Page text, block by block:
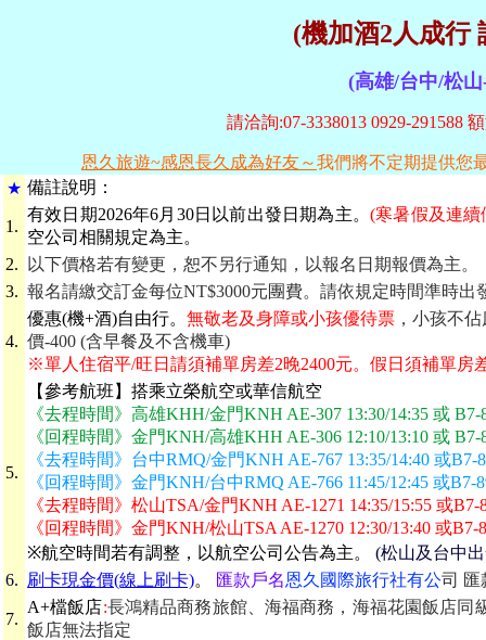
(機加酒2人成行
(高雄/台中/松
請洽詢:07-3338013 0929-291588
恩久旅遊~感恩長久成為好友～我們將不定期提供您
★ 備註說明：
1.
有效日期2026年6月30日以前出發日期為主。 (寒暑假及連
空公司相關規定為主。
2.
以下價格若有變更，恕不另行通知，以報名日期報價為主。
3. 報名請繳交訂金每位NT$3000元團費。請依規定時間準時
4.
優惠(機+酒)自由行。 無敬老及身障或小孩優待票 ，小孩不
價-400 (含早餐及不含機車)
※單人住宿平/旺日請須補單房差2晚2400元。假日須補單房
5.
【參考航班】搭乘立榮航空或華信航空
《去程時間》高雄KHH/金門KNH AE-307 13:30/14:35 或 B7-
《回程時間》金門KNH/高雄KHH AE-306 12:10/13:10 或 B7-
《去程時間》台中RMQ/金門KNH AE-767 13:35/14:40 或B7-
《回程時間》金門KNH/台中RMQ AE-766 11:45/12:45 或B7-
《去程時間》松山TSA/金門KNH AE-1271 14:35/15:55 或B7-
《回程時間》金門KNH/松山TSA AE-1270 12:30/13:40 或B7-
※航空時間若有調整，以航空公司公告為主。
(松山及台中
6. 刷卡現金價(線上刷卡)。 匯款戶名恩久國際旅行社有公司 匯
7.
A+檔飯店:長鴻精品商務旅館、海福商務，海福花園飯店同
飯店無法指定